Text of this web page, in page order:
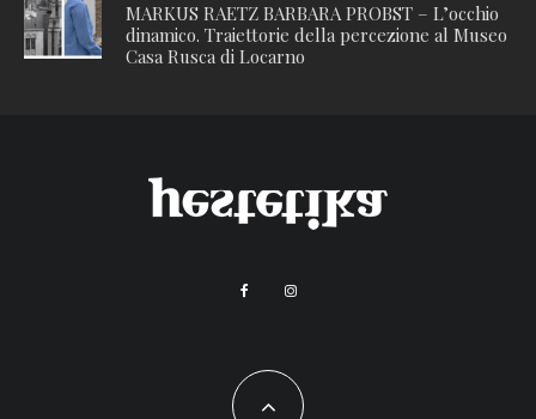
MARKUS RAETZ BARBARA PROBST – L’occhio
dinamico. Traiettorie della percezione al Museo
Casa Rusca di Locarno